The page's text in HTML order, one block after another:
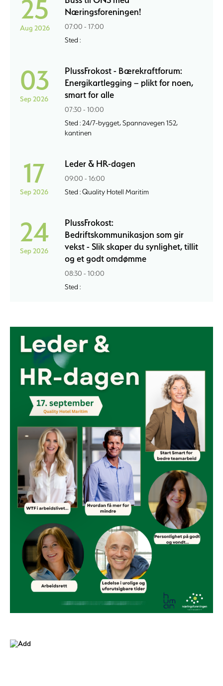
25
Aug 2026
Næringsforeningen!
07:00 - 17:00
Sted :
03
Sep 2026
PlussFrokost - Bærekraftforum:
Energikartlegging – plikt for noen,
smart for alle
07:30 - 10:00
Sted : 24/7-bygget, Spannavegen 152,
kantinen
17
Sep 2026
Leder & HR-dagen
09:00 - 16:00
Sted : Quality Hotell Maritim
24
Sep 2026
PlussFrokost:
Bedriftskommunikasjon som gir
vekst - Slik skaper du synlighet, tillit
og et godt omdømme
08:30 - 10:00
Sted :